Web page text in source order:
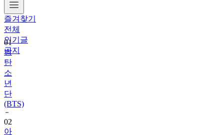
즐겨찾기
전체
인기글
공지
01
방
탄
소
년
단
(BTS)
02
아
이